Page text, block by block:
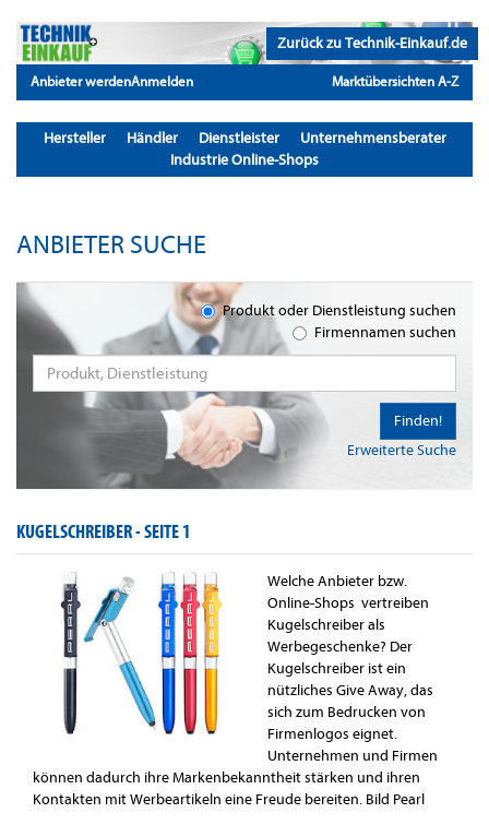
Zurück zu Technik-Einkauf.de
Anbieter werdenAnmelden Marktübersichten A-Z
Hersteller Händler Dienstleister
Unternehmensberater
Industrie Online-Shops
ANBIETER SUCHE
Produkt oder Dienstleistung suchen
Firmennamen suchen
Erweiterte Suche
Finden!
KUGELSCHREIBER -SEITE 1
Welche Anbieter bzw.
Online-Shops vertreiben
Kugelschreiber als
Werbegeschenke? Der
Kugelschreiber ist ein
nützliches Give Away, das
sich zum Bedrucken von
Firmenlogos eignet.
Unternehmen und Firmen
können dadurch ihre Markenbekanntheit stärken und ihren
Kontakten mit Werbeartikeln eine Freude bereiten. Bild Pearl